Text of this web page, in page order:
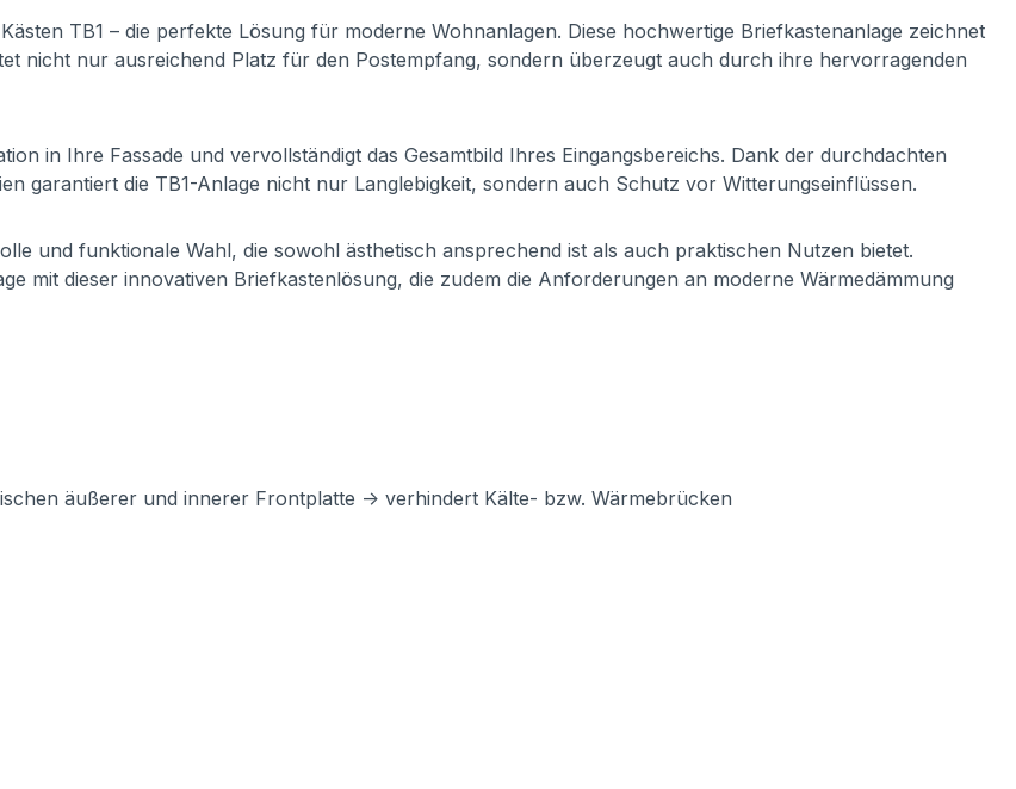
TB1 – die perfekte Lösung für moderne Wohnanlagen. Diese hochwertige Briefkastenanlage zeichnet
nicht nur ausreichend Platz für den Postempfang, sondern überzeugt auch durch ihre hervorragenden
in Ihre Fassade und vervollständigt das Gesamtbild Ihres Eingangsbereichs. Dank der durchdachten
garantiert die TB1-Anlage nicht nur Langlebigkeit, sondern auch Schutz vor Witterungseinflüssen.
und funktionale Wahl, die sowohl ästhetisch ansprechend ist als auch praktischen Nutzen bietet.
mit dieser innovativen Briefkastenlösung, die zudem die Anforderungen an moderne Wärmedämmung
äußerer und innerer Frontplatte -> verhindert Kälte- bzw. Wärmebrücken